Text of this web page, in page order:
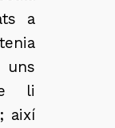
a
uns
li
així